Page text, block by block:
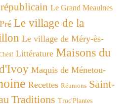
Le Grand Meaulnes
Le village de la
Le village de Méry-ès-
Littérature Maisons du
Maquis de Ménetou-
Recettes Réunions Saint-
Traditions Troc'Plantes